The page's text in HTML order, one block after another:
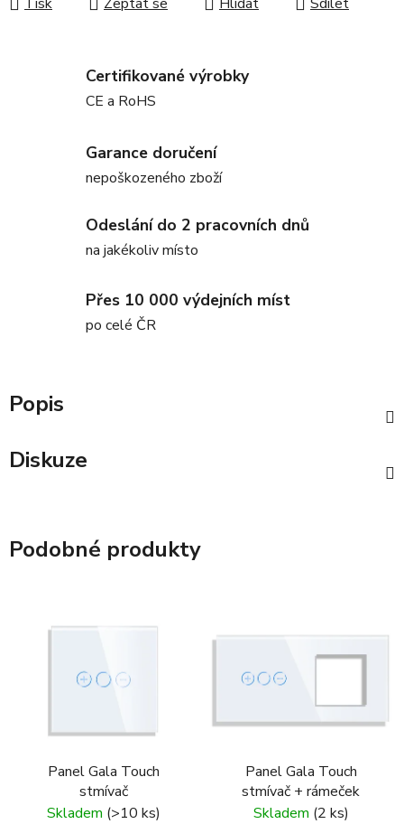
Certifikované výrobky
CE a RoHS
Garance doručení
nepoškozeného zboží
Odeslání do 2 pracovních dnů
na jakékoliv místo
Přes 10 000 výdejních míst
po celé ČR
Popis
Diskuze
Podobné produkty
Panel Gala Touch
stmívač
Skladem (>10 ks)
Panel Gala Touch
stmívač + rámeček
Skladem (2 ks)